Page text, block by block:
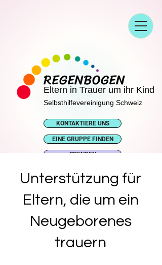
REGENBOGEN
Eltern in Trauer um ihr Kind
Selbsthilfevereinigung Schweiz
KONTAKTIERE UNS
EINE GRUPPE FINDEN
SPENDEN
Unterstützung für
Eltern, die um ein
Neugeborenes
trauern